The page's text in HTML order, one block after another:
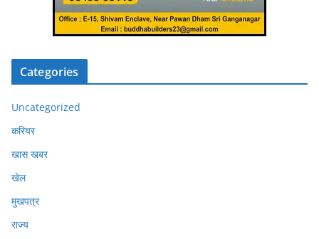
Categories
Uncategorized
करियर
खास खबर
खेल
मुखपत्र
राज्य